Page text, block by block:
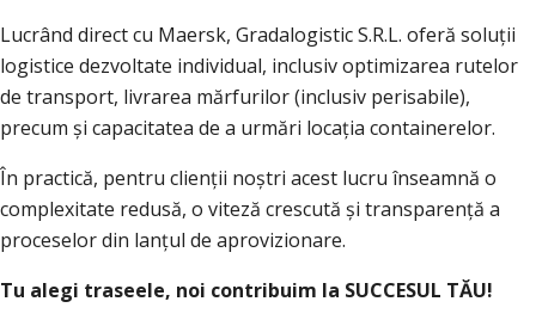
Lucrând direct cu Maersk, Gradalogistic S.R.L. oferă soluții
logistice dezvoltate individual, inclusiv optimizarea rutelor
de transport, livrarea mărfurilor (inclusiv perisabile),
precum și capacitatea de a urmări locația containerelor.
În practică, pentru clienții noștri acest lucru înseamnă o
complexitate redusă, o viteză crescută și transparență a
proceselor din lanțul de aprovizionare.
Tu alegi traseele, noi contribuim la SUCCESUL TĂU!